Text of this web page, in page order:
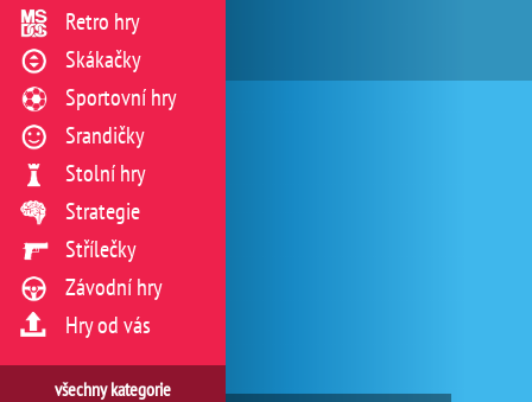
Retro hry
Skákačky
Sportovní hry
Srandičky
Stolní hry
Strategie
Střílečky
Závodní hry
Hry od vás
všechny kategorie